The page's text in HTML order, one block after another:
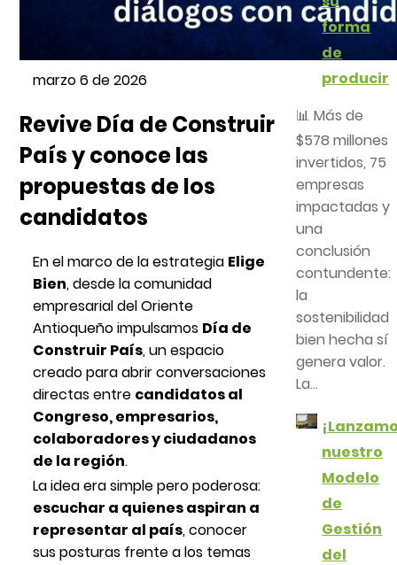
marzo 6 de 2026
Revive Día de Construir
País y conoce las
propuestas de los
candidatos
En el marco de la estrategia Elige
Bien, desde la comunidad
empresarial del Oriente
Antioqueño impulsamos Día de
Construir País, un espacio
creado para abrir conversaciones
directas entre candidatos al
Congreso, empresarios,
colaboradores y ciudadanos
de la región.
La idea era simple pero poderosa:
escuchar a quienes aspiran a
representar al país, conocer
sus posturas frente a los temas
forma
de
producir
📊 Más de
$578 millones
invertidos, 75
empresas
impactadas y
una
conclusión
contundente:
la
sostenibilidad
bien hecha sí
genera valor.
La...
nuestro
Modelo
de
Gestión
del